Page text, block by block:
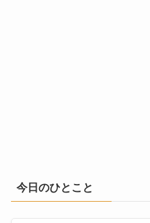
今日のひとこと